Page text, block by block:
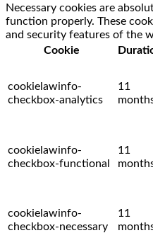
Necessary cookies are
function properly. These
and security features of the
Cookie
cookielawinfo-
checkbox-analytics
11
cookielawinfo-
checkbox-functional
11
cookielawinfo-
checkbox-necessary
11